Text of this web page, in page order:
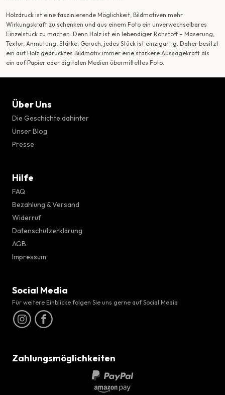
Holzdruck ist eine faszinierende Möglichkeit, Bildmotiven mehr
Wirkungskraft zu schenken und aus einem Foto ein unverwechselbares
Einzelstück zu machen. Denn Holz ist ein lebendiger Rohstoff – Maserung,
Textur, Anmutung, Stärke, Geruch, jedes Stück ist einzigartig. Daher besitzt
ein auf Holz gedrucktes Bildmotiv immer eine stärkere Aussagekraft als
ein auf Papier oder digitalen Medien übermitteltes Foto.
Über Uns
Die Geschichte dahinter
Unser Blog
Presse
Hilfe
FAQ
Bezahlung & Versand
Widerruf
Datenschutzerklärung
AGB
Impressum
Social Media
Für weitere Einblicke folgen Sie uns gerne auf Social Media
Zahlungsmöglichkeiten